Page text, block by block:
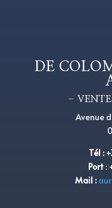
DE
–
Avenue
Tél :
Port:
Mail :